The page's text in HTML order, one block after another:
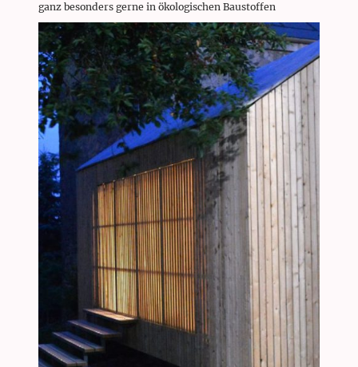
ganz besonders gerne in ökologischen Baustoffen